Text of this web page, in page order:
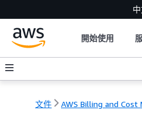
開始使用
文件 AWS Billing and Cost